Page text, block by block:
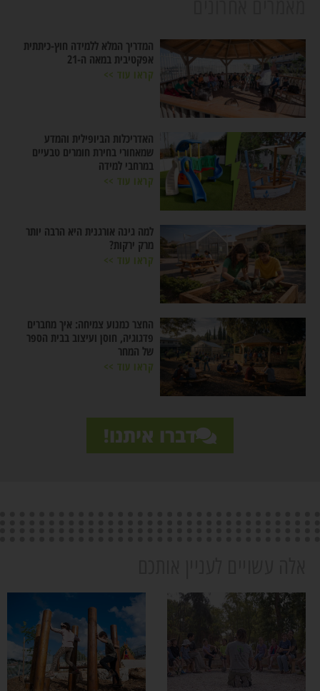
המדריך המלא ללמידה חוץ-כיתתית
אפקטיבית במאה ה-21
קראו עוד >>
האדריכלות הביופילית והמדע
שמאחורי בחירת חומרים טבעיים
במרחבי למידה
קראו עוד >>
למה גינה אורגנית היא הרבה יותר
מרק ירקות?
קראו עוד >>
החצר כמנוע צמיחה: איך מחברים
פדגוגיה, חוסן ועיצוב בבית הספר
של המחר
קראו עוד >>
דברו איתנו!